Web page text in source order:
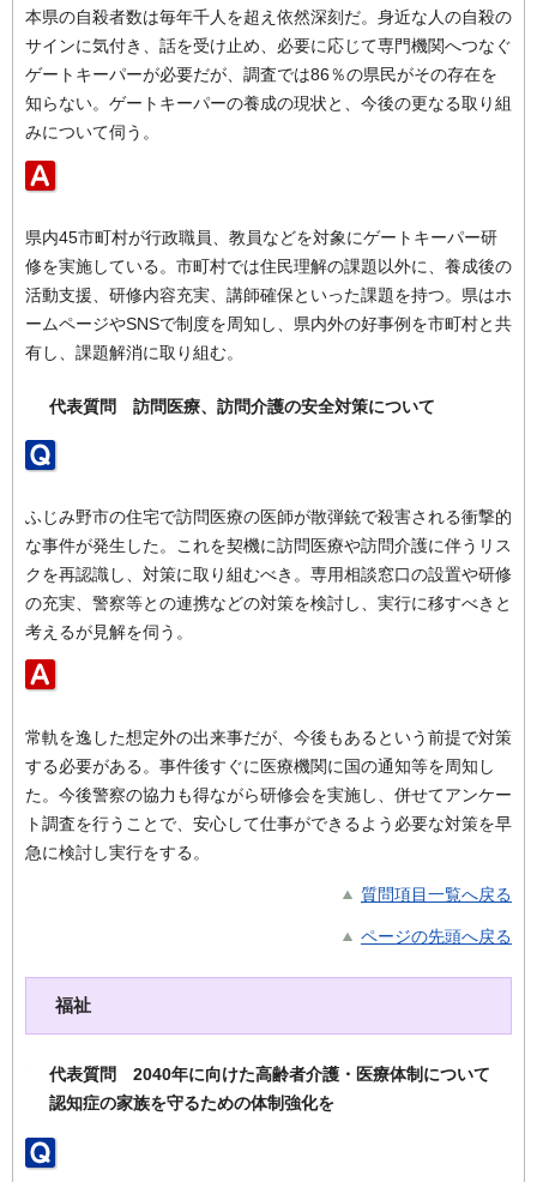
本県の自殺者数は毎年千人を超え依然深刻だ。身近な人の自殺の
サインに気付き、話を受け止め、必要に応じて専門機関へつなぐ
ゲートキーパーが必要だが、調査では86％の県民がその存在を
知らない。ゲートキーパーの養成の現状と、今後の更なる取り組
みについて伺う。
県内45市町村が行政職員、教員などを対象にゲートキーパー研
修を実施している。市町村では住民理解の課題以外に、養成後の
活動支援、研修内容充実、講師確保といった課題を持つ。県はホ
ームページやSNSで制度を周知し、県内外の好事例を市町村と共
有し、課題解消に取り組む。
代表質問 訪問医療、訪問介護の安全対策について
ふじみ野市の住宅で訪問医療の医師が散弾銃で殺害される衝撃的
な事件が発生した。これを契機に訪問医療や訪問介護に伴うリス
クを再認識し、対策に取り組むべき。専用相談窓口の設置や研修
の充実、警察等との連携などの対策を検討し、実行に移すべきと
考えるが見解を伺う。
常軌を逸した想定外の出来事だが、今後もあるという前提で対策
する必要がある。事件後すぐに医療機関に国の通知等を周知し
た。今後警察の協力も得ながら研修会を実施し、併せてアンケー
ト調査を行うことで、安心して仕事ができるよう必要な対策を早
急に検討し実行をする。
質問項目一覧へ戻る
ページの先頭へ戻る
福祉
代表質問 2040年に向けた高齢者介護・医療体制について
認知症の家族を守るための体制強化を